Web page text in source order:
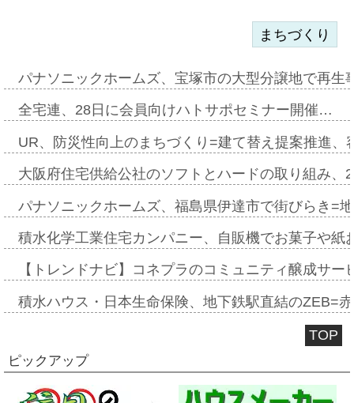
まちづくり
パナソニックホームズ、宝塚市の大型分譲地で再
全宅連、28日に会員向けハトサポセミナー開催…
UR、防災性向上のまちづくり=建て替え提案推進
大阪府住宅供給公社のソフトとハードの取り組み
パナソニックホームズ、福島県伊達市で街びらき=
積水化学工業住宅カンパニー、自販機でお菓子や
【トレンドナビ】コネプラのコミュニティ醸成サ
積水ハウス・日本生命保険、地下鉄駅直結のZEB=
TOP
ピックアップ